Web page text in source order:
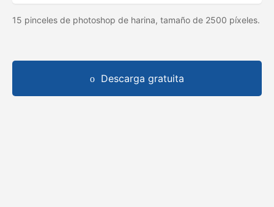
15 pinceles de photoshop de harina, tamaño de 2500 píxeles.
Descarga gratuita